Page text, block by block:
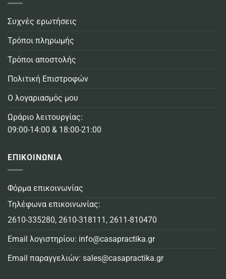
Συχνές ερωτήσεις
Τρόποι πληρωμής
Τρόποι αποστολής
Πολιτική Επιστροφών
Ο λογαριασμός μου
Ωράριο λειτουργίας:
09:00-14:00 & 18:00-21:00
ΕΠΙΚΟΙΝΩΝΙΑ
Φόρμα επικοινωνίας
Τηλέφωνα επικοινωνίας:
2610-335280, 2610-318111 , 2611-810470
Email λογιστηρίου: info@casapractika.gr
Email παραγγελιών: sales@casapractika.gr